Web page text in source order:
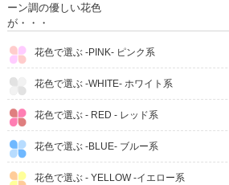
ーン調の優しい花色
が・・・
花色で選ぶ -PINK- ピンク系
花色で選ぶ -WHITE- ホワイト系
花色で選ぶ - RED - レッド系
花色で選ぶ -BLUE- ブルー系
花色で選ぶ - YELLOW -イエロー系